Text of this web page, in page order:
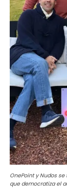
OnePoint y Nudos
que democratiza el